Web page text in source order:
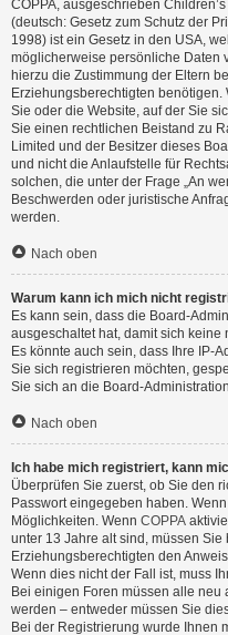
COPPA, ausgeschrieben
(deutsch: Gesetz zum Schutz der
1998) ist ein Gesetz in den USA,
möglicherweise persönliche Daten
hierzu die Zustimmung der Eltern
Erziehungsberechtigten
Sie oder die Website, auf der Sie
Sie einen rechtlichen Beistand zu
Limited und der Besitzer dieses
und nicht die Anlaufstelle für
solchen, die unter der Frage „An
Beschwerden oder juristische
werden.
Nach oben
Warum kann ich mich nicht
Es kann sein, dass die Board-
ausgeschaltet hat, damit sich
Es könnte auch sein, dass Ihre IP-
Sie sich registrieren möchten,
Sie sich an die Board-
Nach oben
Ich habe mich registriert, kann
Überprüfen Sie zuerst, ob Sie den
Passwort eingegeben haben.
Möglichkeiten. Wenn COPPA
unter 13 Jahre alt sind, müssen
Erziehungsberechtigten den
Wenn dies nicht der Fall ist, muss
Bei einigen Foren müssen alle
werden – entweder müssen Sie
Bei der Registrierung wurde Ihnen